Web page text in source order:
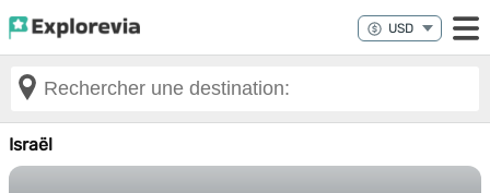
Israël